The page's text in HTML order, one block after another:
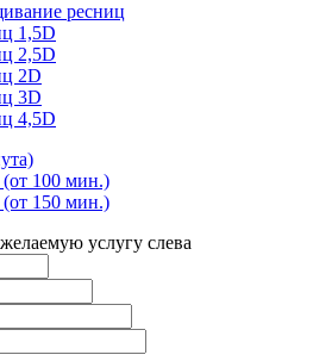
ресниц
1,5D
2,5D
2D
3D
4,5D
100 мин.)
150 мин.)
услугу слева